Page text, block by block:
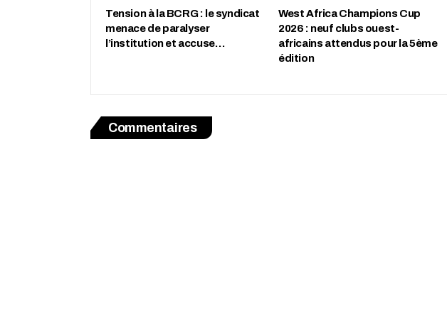
Tension à la BCRG : le syndicat
menace de paralyser
l’institution et accuse…
West Africa Champions Cup
2026 : neuf clubs ouest-
africains attendus pour la 5ème
édition
Commentaires